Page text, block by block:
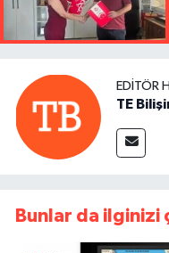
EDITÖR
TE
Bunlar da ilginizi